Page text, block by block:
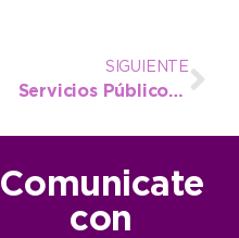
SIGUIENTE
Servicios Públicos insta a una regularización en la instalación de piletas
Comunicate
con